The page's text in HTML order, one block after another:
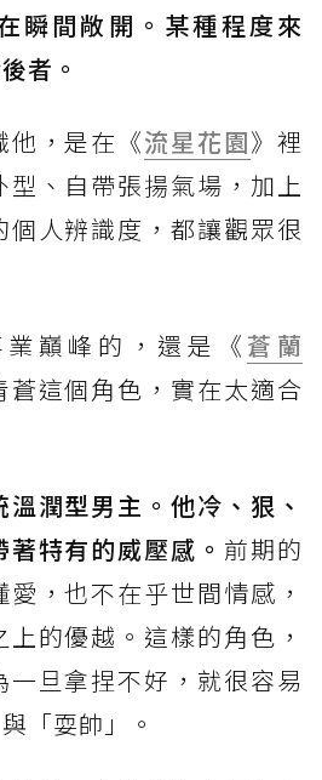
瞬間敞開。某種程度來
者。
他，是在《流星花園》裡
、自帶張揚氣場，加上
人辨識度，都讓觀眾很
巔峰的，還是《 蒼蘭
蒼這個角色，實在太適合
潤型男主。他冷、狠、
特有的威壓感。 前期的
，也不在乎世間情感，
的優越。這樣的角色，
旦拿捏不好，就很容易
「耍帥」。